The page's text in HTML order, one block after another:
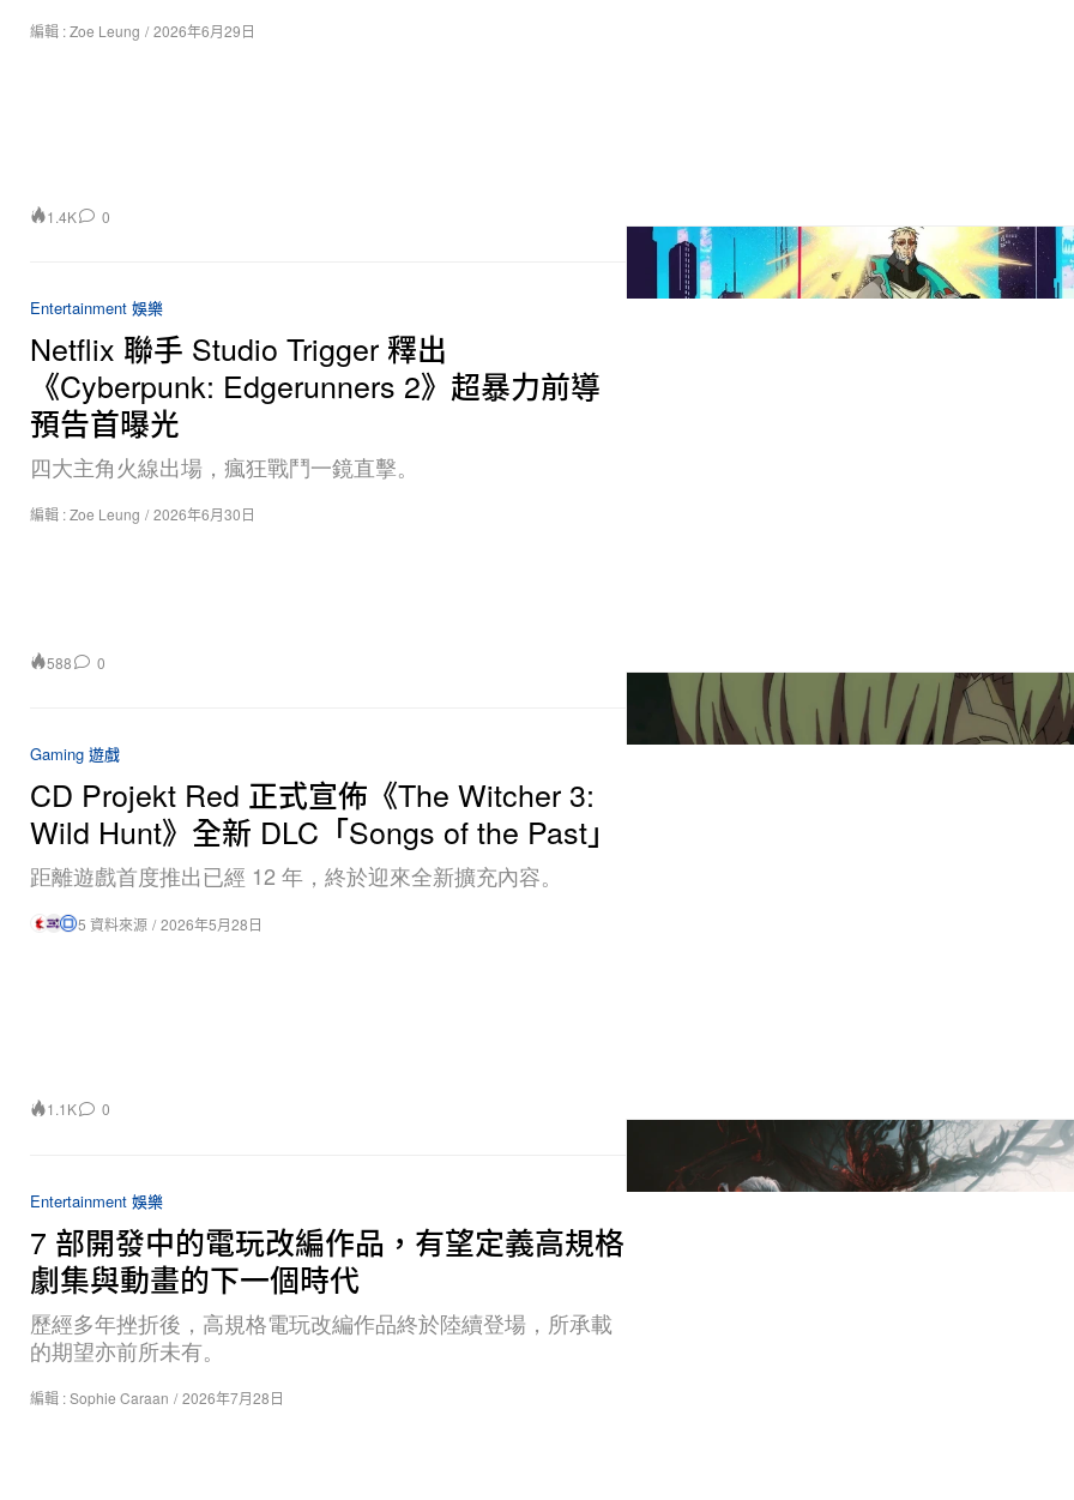
編輯 :Zoe Leung / 2026年6月29日
1.4K 0
Entertainment 娛樂
Netflix 聯手 Studio Trigger 釋出
《Cyberpunk: Edgerunners 2》超暴力前導
預告首曝光
四大主角火線出場，瘋狂戰鬥一鏡直擊。
編輯 :Zoe Leung / 2026年6月30日
588 0
Gaming 遊戲
CD Projekt Red 正式宣佈《The Witcher 3:
Wild Hunt》全新 DLC「Songs of the Past」
距離遊戲首度推出已經 12 年，終於迎來全新擴充內容。
5 資料來源 / 2026年5月28日
1.1K 0
Entertainment 娛樂
7 部開發中的電玩改編作品，有望定義高規格
劇集與動畫的下一個時代
歷經多年挫折後，高規格電玩改編作品終於陸續登場，所承載
的期望亦前所未有。
編輯 :Sophie Caraan / 2026年7月28日